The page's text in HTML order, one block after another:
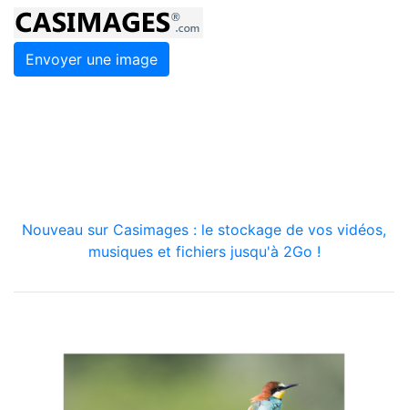
Envoyer une image
Nouveau sur Casimages : le stockage de vos vidéos,
musiques et fichiers jusqu'à 2Go !